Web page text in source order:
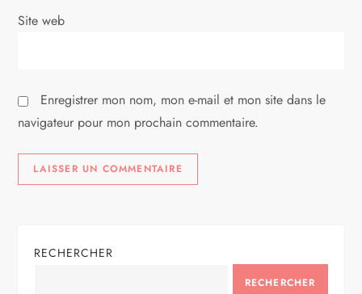
e
Site web
Enregistrer mon nom, mon e-mail et mon site dans le
navigateur pour mon prochain commentaire.
RECHERCHER
RECHERCHER